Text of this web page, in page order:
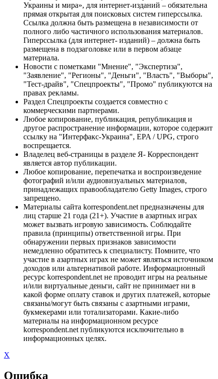
Украины и мира», для интернет-изданий – обязательна
прямая открытая для поисковых систем гиперссылка.
Ссылка должна быть размещена в независимости от
полного либо частичного использования материалов.
Гиперссылка (для интернет- изданий) – должна быть
размещена в подзаголовке или в первом абзаце
материала.
Новости с пометками "Мнение", "Экспертиза",
"Заявление", "Регионы", "Деньги", "Власть", "Выборы",
"Тест-драйв", "Спецпроекты", "Промо" публикуются на
правах рекламы.
Раздел Спецпроекты создается совместно с
коммерческими партнерами.
Любое копирование, публикация, републикация и
другое распространение информации, которое содержит
ссылку на "Интерфакс-Украина", EPA / UPG, строго
воспрещается.
Владелец веб-страницы в разделе Я- Корреспондент
является автор публикации.
Любое копирование, перепечатка и воспроизведение
фотографий и/или аудиовизуальных материалов,
принадлежащих правообладателю Getty Images, строго
запрещено.
Материалы сайта korrespondent.net предназначены для
лиц старше 21 года (21+). Участие в азартных играх
может вызвать игровую зависимость. Соблюдайте
правила (принципы) ответственной игры. При
обнаружении первых признаков зависимости
немедленно обратитесь к специалисту. Помните, что
участие в азартных играх не может являться источником
доходов или альтернативой работе. Информационный
ресурс korrespondent.net не проводит игры на реальные
и/или виртуальные деньги, сайт не принимает ни в
какой форме оплату ставок и других платежей, которые
связаны/могут быть связаны с азартными играми,
букмекерами или тотализаторами. Какие-либо
материалы на информационном ресурсе
korrespondent.net публикуются исключительно в
информационных целях.
X
Ошибка